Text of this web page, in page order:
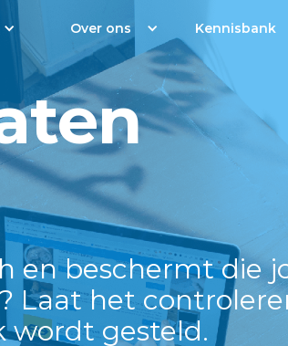
Over ons Kennisbank
en beschermt die
Laat het
wordt gesteld.